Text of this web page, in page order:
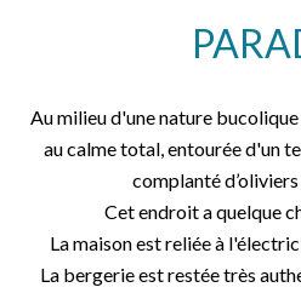
Au milieu d'une nature
au calme total, entourée d'un
complanté d’oliviers
Cet endroit a quelque
La maison est reliée à
La bergerie est restée très